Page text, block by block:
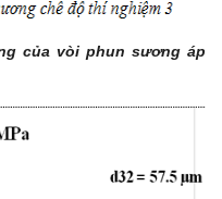
của vòi phun sương áp